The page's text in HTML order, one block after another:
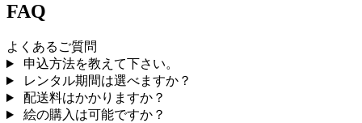
FAQ
よくあるご質問
申込方法を教えて下さい。
レンタル期間は選べますか？
配送料はかかりますか？
絵の購入は可能ですか？